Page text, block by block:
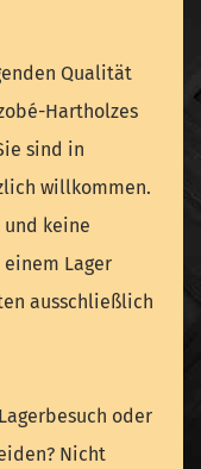
Qualität
Hartholzes
sind in
willkommen.
keine
Lager
ausschließlich
oder
Nicht